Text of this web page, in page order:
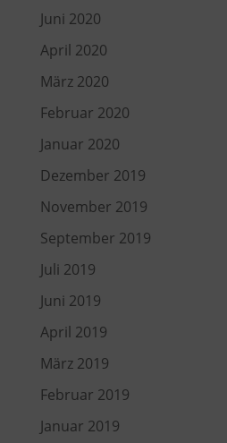
Juni 2020
April 2020
März 2020
Februar 2020
Januar 2020
Dezember 2019
November 2019
September 2019
Juli 2019
Juni 2019
April 2019
März 2019
Februar 2019
Januar 2019